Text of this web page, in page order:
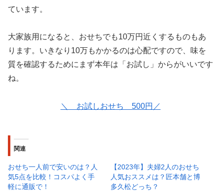
ています。
大家族用になると、おせちでも10万円近くするものもあ
ります。いきなり10万もかかるのは心配ですので、味を
質を確認するためにまず本年は「お試し」からがいいです
ね。
＼ お試しおせち 500円／
関連
おせち一人前で安いのは？人
気5点を比較！コスパよく手
軽に通販で！
【2023年】夫婦2人のおせち
人気おススメは？匠本舗と博
多久松どっち？